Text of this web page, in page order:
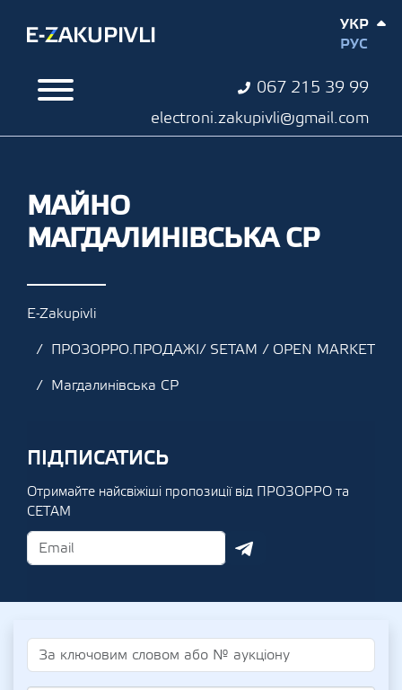
067 215 39 99
electroni.zakupivli@gmail.com
УКР
РУС
МАЙНО
МАГДАЛИНІВСЬКА СР
E-Zakupivli
ПРОЗОРРО.ПРОДАЖІ/ SETAM / OPEN MARKET
Магдалинівська СР
ПІДПИСАТИСЬ
Отримайте найсвіжіші пропозиції від ПРОЗОРРО та
СЕТАМ